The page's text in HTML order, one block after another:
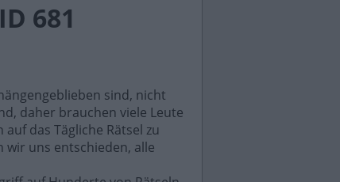
681
sind, nicht
daher brauchen viele Leute
das Tägliche Rätsel zu
wir uns entschieden, alle